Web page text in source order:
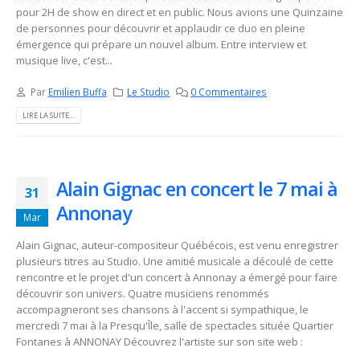
pour 2H de show en direct et en public. Nous avions une Quinzaine
de personnes pour découvrir et applaudir ce duo en pleine
émergence qui prépare un nouvel album. Entre interview et
musique live, c'est...
Par Emilien Buffa Le Studio 0 Commentaires
LIRE LA SUITE...
31
Mar
Alain Gignac en concert le 7 mai à
Annonay
Alain Gignac, auteur-compositeur Québécois, est venu enregistrer
plusieurs titres au Studio. Une amitié musicale a découlé de cette
rencontre et le projet d'un concert à Annonay a émergé pour faire
découvrir son univers. Quatre musiciens renommés
accompagneront ses chansons à l'accent si sympathique, le
mercredi 7 mai à la Presqu'Île, salle de spectacles située Quartier
Fontanes à ANNONAY Découvrez l'artiste sur son site web :